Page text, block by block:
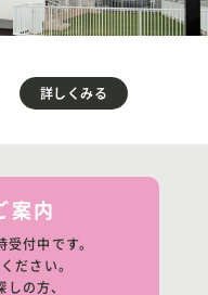
詳しくみる
案内
付中です。
ださい。
の方、